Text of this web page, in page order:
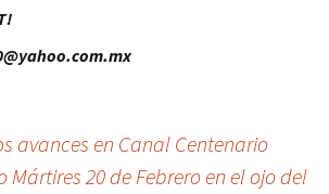
avances en Canal Centenario
Mártires 20 de Febrero en el ojo del